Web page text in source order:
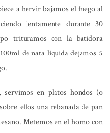
a hervir bajamos el fuego al
lentamente durante 30
trituramos con la batidora
de nata líquida dejamos 5
en platos hondos (o
ellos una rebanada de pan
Metemos en el horno con